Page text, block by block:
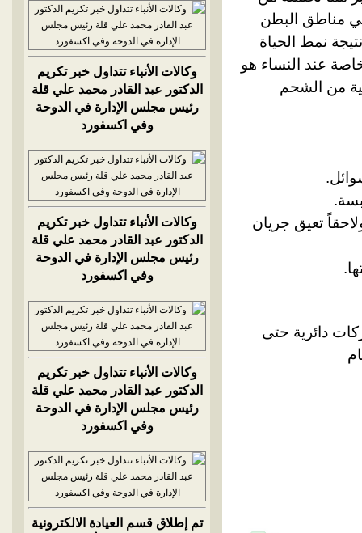
مناطق البطن
نمط الحياة
عند النساء هو
من الشحم
تعيق جريان
دائرية حتى
وكالات الأنباء تتداول خبر تكريم
الدكتور عبد القادر محمد علي قلة
رئيس مجلس الإدارة في الدوحة
وفي اكسفورد
وكالات الأنباء تتداول خبر تكريم
الدكتور عبد القادر محمد علي قلة
رئيس مجلس الإدارة في الدوحة
وفي اكسفورد
وكالات الأنباء تتداول خبر تكريم
الدكتور عبد القادر محمد علي قلة
رئيس مجلس الإدارة في الدوحة
وفي اكسفورد
تم إطلاق قسم العيادة الالكترونية